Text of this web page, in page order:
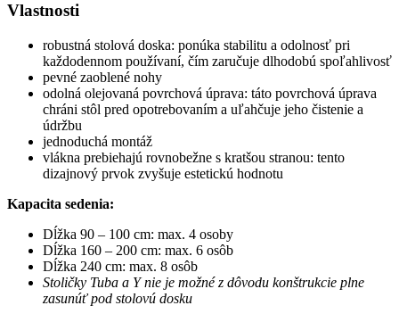
Vlastnosti
robustná stolová doska: ponúka stabilitu a odolnosť pri
každodennom používaní, čím zaručuje dlhodobú spoľahlivosť
pevné zaoblené nohy
odolná olejovaná povrchová úprava: táto povrchová úprava
chráni stôl pred opotrebovaním a uľahčuje jeho čistenie a
údržbu
jednoduchá montáž
vlákna prebiehajú rovnobežne s kratšou stranou: tento
dizajnový prvok zvyšuje estetickú hodnotu
Kapacita sedenia:
Dĺžka 90 – 100 cm: max. 4 osoby
Dĺžka 160 – 200 cm: max. 6 osôb
Dĺžka 240 cm: max. 8 osôb
Stoličky Tuba a Y nie je možné z dôvodu konštrukcie plne
zasunúť pod stolovú dosku